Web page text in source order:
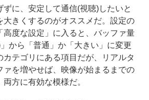
ずに、安定して通信(視聴)したいと
大きくするのがオススメだ。設定の
高度な設定」に入ると、バッファ量
から「普通」か「大きい」に変更
カテゴリにある項目だが、リアルタ
ァを増やせば、映像が始まるまでの
方に有効な模様だ。